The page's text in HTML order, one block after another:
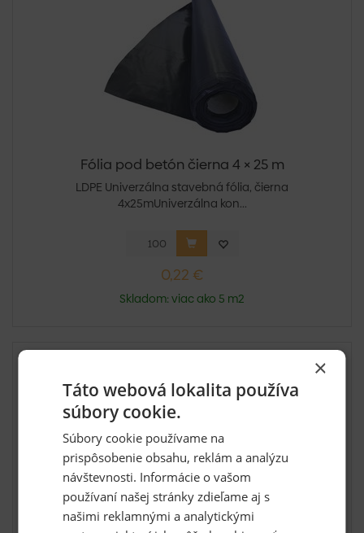
Fólia pod betón čierna 4 × 25 m
LDPE Univerzálna stavebná fólia, čierna
4x25mUniverzálna kon...
0,22 €
Skladom: viac ako 5 m2
×
Táto webová lokalita používa
súbory cookie.
Súbory cookie používame na
prispôsobenie obsahu, reklám a analýzu
návštevnosti. Informácie o vašom
používaní našej stránky zdieľame aj s
našimi reklamnými a analytickými